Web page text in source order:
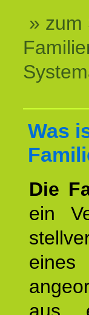
» zum
Was
Die
ein